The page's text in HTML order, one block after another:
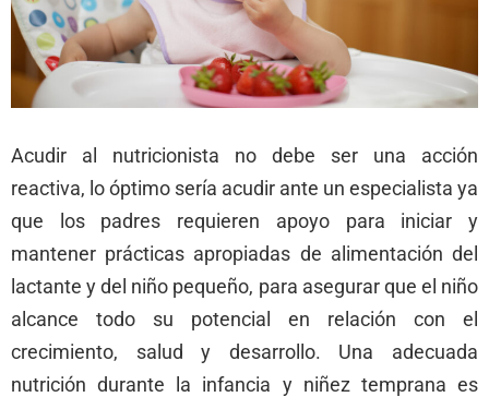
Acudir al nutricionista no debe ser una acción
reactiva, lo óptimo sería acudir ante un especialista ya
que los padres requieren apoyo para iniciar y
mantener prácticas apropiadas de alimentación del
lactante y del niño pequeño, para asegurar que el niño
alcance todo su potencial en relación con el
crecimiento, salud y desarrollo. Una adecuada
nutrición durante la infancia y niñez temprana es